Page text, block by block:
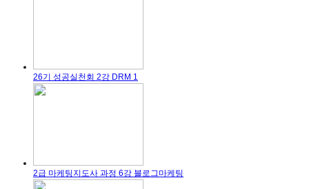
26기 성공실천회 2강 DRM 1
2급 마케팅지도사 과정 6강 블로그마케팅